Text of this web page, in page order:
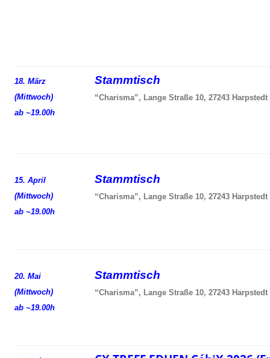
18. März
(Mittwoch)
ab ~19.00h
Stammtisch
“Charisma”, Lange Straße 10, 27243 Harpstedt
15. April
(Mittwoch)
ab ~19.00h
Stammtisch
“Charisma”, Lange Straße 10, 27243 Harpstedt
20. Mai
(Mittwoch)
ab ~19.00h
Stammtisch
“Charisma”, Lange Straße 10, 27243 Harpstedt